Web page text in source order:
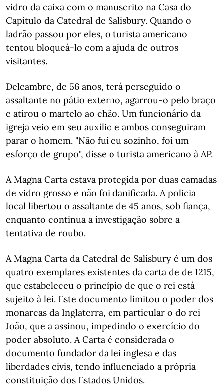
vidro da caixa com o manuscrito na Casa do
Capítulo da Catedral de Salisbury. Quando o
ladrão passou por eles, o turista americano
tentou bloqueá-lo com a ajuda de outros
visitantes.
Delcambre, de 56 anos, terá perseguido o
assaltante no pátio externo, agarrou-o pelo braço
e atirou o martelo ao chão. Um funcionário da
igreja veio em seu auxílio e ambos conseguiram
parar o homem. "Não fui eu sozinho, foi um
esforço de grupo", disse o turista americano à AP.
A Magna Carta estava protegida por duas camadas
de vidro grosso e não foi danificada. A policia
local libertou o assaltante de 45 anos, sob fiança,
enquanto continua a investigação sobre a
tentativa de roubo.
A Magna Carta da Catedral de Salisbury é um dos
quatro exemplares existentes da carta de de 1215,
que estabeleceu o princípio de que o rei está
sujeito à lei. Este documento limitou o poder dos
monarcas da Inglaterra, em particular o do rei
João, que a assinou, impedindo o exercício do
poder absoluto. A Carta é considerada o
documento fundador da lei inglesa e das
liberdades civis, tendo influenciado a própria
constituição dos Estados Unidos.